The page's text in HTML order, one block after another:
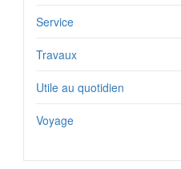
Service
Travaux
Utile au quotidien
Voyage